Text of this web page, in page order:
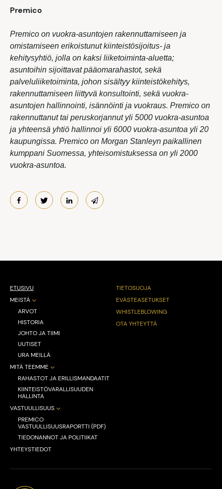
Premico
Premico on vuokra-asuntojen rakennuttamiseen ja
omistamiseen erikoistunut kiinteistösijoitus- ja
kehitysyhtiö, jolla on kaksi liiketoiminta-aluetta;
asuntoihin sijoittavat pääomarahastot, sekä
palveluliiketoiminta, johon sisältyy kiinteistökehitys,
rakennuttamiseen liittyvä konsultointi, sekä vuokra-
asuntojen hallinnointi, isännöinti ja vuokraus. Premico on
rakennuttanut tai peruskorjannut yli 5000 vuokra-asuntoa
ja yhteensä yhtiö hallinnoi yli 6000 vuokra-asuntoa yli 20
kaupungissa. Premico on Morgan Stanleyn paikallinen
kumppani Suomessa, yhteisomistuksessa on yli 2000
vuokra-asuntoa.
ETUSIVU
MEISTÄ
ARVOT
HISTORIA
JOHTO JA TIIMI
UUTISET
URA MEILLÄ
MITÄ TEEMME
RAHASTOT JA ERILLISMANDAATIT
KIINTEISTÖVARALLISUUDEN
HALLINTA
VASTUULLISUUS
PREMICO
VASTUULLISUUSRAPORTTI (PDF)
TIEDONANNOT JA POLITIIKAT
YHTEYSTIEDOT
TIETOSUOJA
EVÄSTEASETUKSET
WHISTLEBLOWING
OTA YHTEYTTÄ